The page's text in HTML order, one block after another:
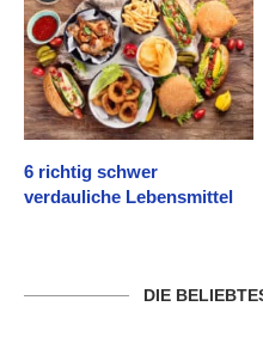
6 richtig schwer
verdauliche Lebensmittel
DIE